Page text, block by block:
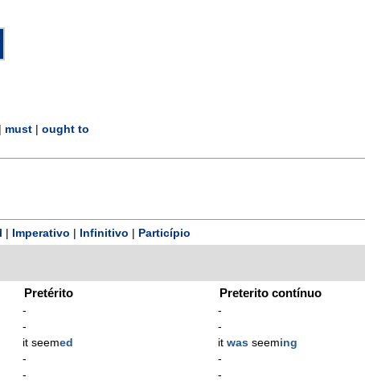
must
ought to
Imperativo Infinitivo Particípio
Pretérito
-
-
it seemed
-
-
Preterito contínuo
-
-
it was seeming
-
-